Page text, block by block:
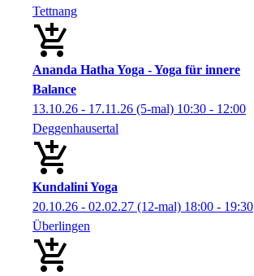
Tettnang
Ananda Hatha Yoga - Yoga für innere
Balance
13.10.26 - 17.11.26 (5-mal) 10:30 - 12:00
Deggenhausertal
Kundalini Yoga
20.10.26 - 02.02.27 (12-mal) 18:00 - 19:30
Überlingen